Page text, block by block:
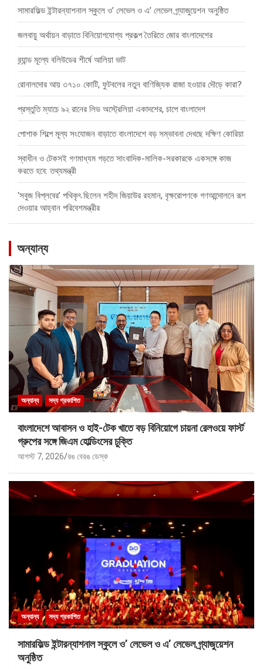
সামারফিল্ড ইন্টারন্যাশনাল স্কুলে ও’ লেভেল ও এ’ লেভেল গ্র্যাজুয়েশন অনুষ্ঠিত
জলবায়ু অর্থায়ন বাড়াতে বিনিয়োগযোগ্য প্রকল্প তৈরিতে জোর বাংলাদেশের
ব্র্যান্ড মূল্যে বলিউডের শীর্ষে আলিয়া ভাট
রোনালদোর আয় ৩৭১০ কোটি, ফুটবলের নতুন বাণিজ্যিক রাজা হওয়ার দৌড়ে কারা?
প্রস্তুতি ম্যাচে ৯২ রানের লিড অস্ট্রেলিয়া একাদশের, চাপে বাংলাদেশ
পোশাক শিল্পে মূল্য সংযোজন বাড়াতে বাংলাদেশে বড় সম্ভাবনা দেখছে দক্ষিণ কোরিয়া
স্বাধীন ও টেকসই গণমাধ্যম গড়তে সাংবাদিক-মালিক-সরকারকে একসঙ্গে কাজ
করতে হবে: তথ্যমন্ত্রী
‘সবুজ বিপ্লবের’ পথিকৃৎ ছিলেন শহীদ জিয়াউর রহমান, বৃক্ষরোপণকে গণআন্দোলনে রূপ
দেওয়ার আহ্বান পরিবেশমন্ত্রীর
অন্যান্য
অন্যান্য সদ্য প্রকাশিত
বাংলাদেশে আবাসন ও হাই-টেক খাতে বড় বিনিয়োগে চায়না রেলওয়ে ফার্স্ট
গ্রুপের সঙ্গে জিএম হোল্ডিংসের চুক্তি
আগস্ট 7, 2026 রঙ বেরঙ ডেস্ক
অন্যান্য সদ্য প্রকাশিত
সামারফিল্ড ইন্টারন্যাশনাল স্কুলে ও’ লেভেল ও এ’ লেভেল গ্র্যাজুয়েশন
অনুষ্ঠিত